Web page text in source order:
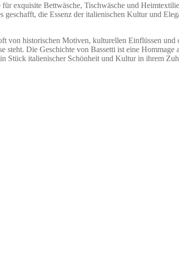
exquisite Bettwäsche, Tischwäsche und
die Essenz der italienischen Kultur und
von historischen Motiven, kulturellen Einflüssen
steht. Die Geschichte von Bassetti ist eine
Stück italienischer Schönheit und Kultur in ihrem